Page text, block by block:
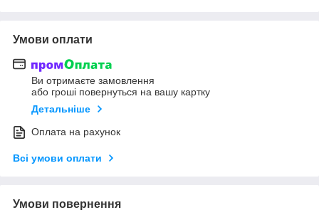
Умови оплати
Ви отримаєте замовлення
або гроші повернуться на вашу картку
Детальніше
Оплата на рахунок
Всі умови оплати
Умови повернення